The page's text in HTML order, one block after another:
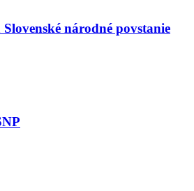
národné povstanie